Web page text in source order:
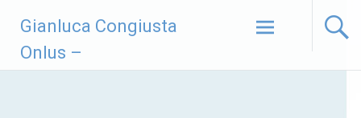
contenuto
Gianluca Congiusta
Onlus –